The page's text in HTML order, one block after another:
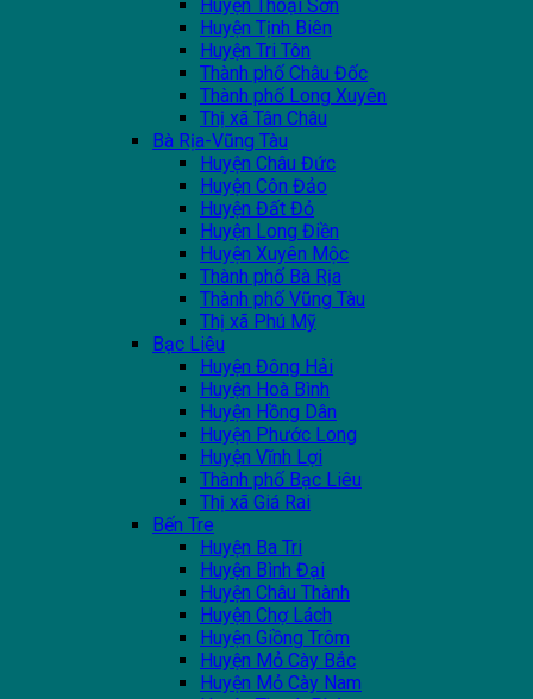
Huyện Thoại Sơn
Huyện Tịnh Biên
Huyện Tri Tôn
Thành phố Châu Đốc
Thành phố Long Xuyên
Thị xã Tân Châu
Bà Rịa-Vũng Tàu
Huyện Châu Đức
Huyện Côn Đảo
Huyện Đất Đỏ
Huyện Long Điền
Huyện Xuyên Mộc
Thành phố Bà Rịa
Thành phố Vũng Tàu
Thị xã Phú Mỹ
Bạc Liêu
Huyện Đông Hải
Huyện Hoà Bình
Huyện Hồng Dân
Huyện Phước Long
Huyện Vĩnh Lợi
Thành phố Bạc Liêu
Thị xã Giá Rai
Bến Tre
Huyện Ba Tri
Huyện Bình Đại
Huyện Châu Thành
Huyện Chợ Lách
Huyện Giồng Trôm
Huyện Mỏ Cày Bắc
Huyện Mỏ Cày Nam